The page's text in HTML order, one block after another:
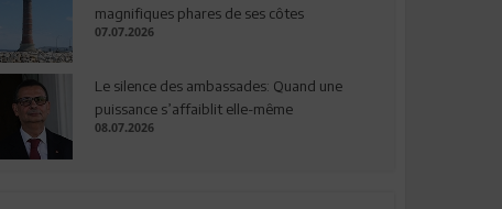
magnifiques phares de ses côtes
07.07.2026
Le silence des ambassades: Quand une
puissance s’affaiblit elle-même
08.07.2026